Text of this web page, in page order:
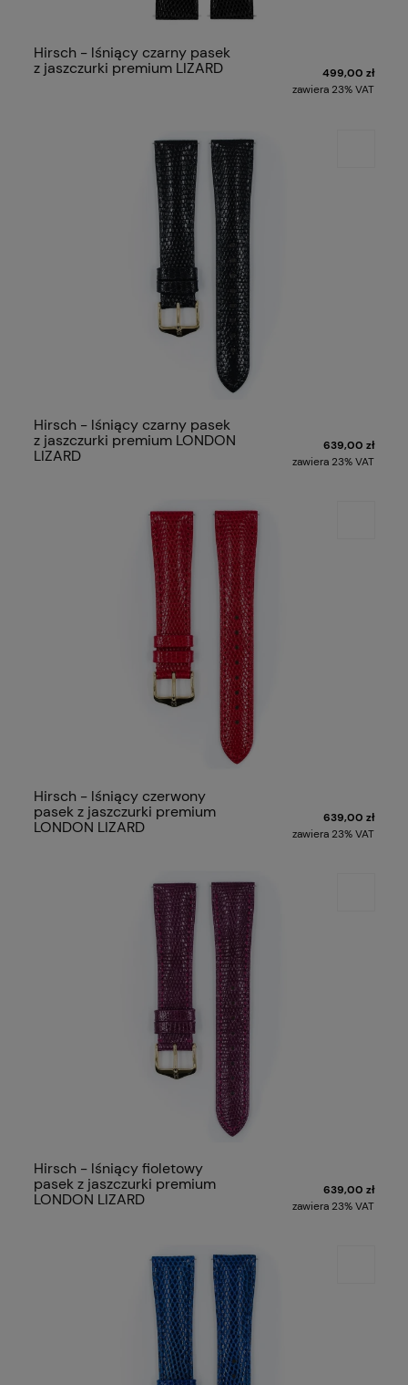
Hirsch - lśniący czarny pasek
z jaszczurki premium LIZARD
499,00 zł
zawiera 23% VAT
Hirsch - lśniący czarny pasek
z jaszczurki premium LONDON
LIZARD
639,00 zł
zawiera 23% VAT
Hirsch - lśniący czerwony
pasek z jaszczurki premium
LONDON LIZARD
639,00 zł
zawiera 23% VAT
Hirsch - lśniący fioletowy
pasek z jaszczurki premium
LONDON LIZARD
639,00 zł
zawiera 23% VAT